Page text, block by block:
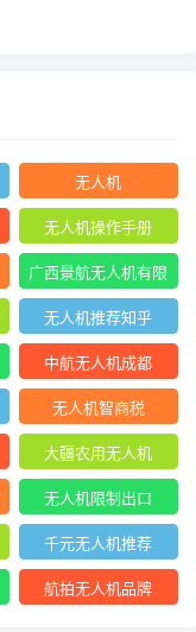
无人机
无人机操作手册
广西景航无人机有限
公司官网首页
无人机推荐知乎
中航无人机成都
无人机智商税
大疆农用无人机
无人机限制出口
千元无人机推荐
航拍无人机品牌